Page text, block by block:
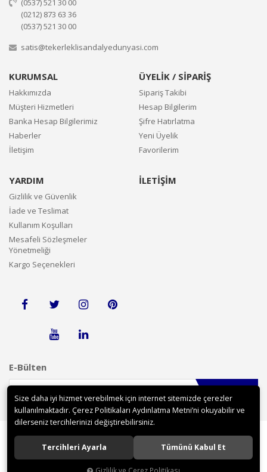
(0537) 521 30 00
(0212) 873 63 36
(0537) 521 30 00
satis@tekerleklisandalyedunyasi.com
KURUMSAL
Hakkımızda
Müşteri Hizmetleri
Banka Hesap Bilgilerimiz
Haberler
İletişim
ÜYELİK / SİPARİŞ
Sipariş Takibi
Hesap Bilgilerim
Şifre Hatırlatma
Yeni Üyelik
Favorilerim
YARDIM
Gizlilik ve Güvenlik
İade ve Teslimat
Kullanım Koşulları
Mesafeli Sözleşmeler
Yönetmeliği
Kargo Seçenekleri
İLETİŞİM
E-Bülten
©2018 tekerleklisandalyedunyasi.com tüm hakları saklıdır.
Size daha iyi hizmet verebilmek için internet sitemizde çerezler
kullanılmaktadır. Çerez Politikaları Aydınlatma Metni’ni okuyabilir ve
dilerseniz tercihlerinizi değiştirebilirsiniz.
Tercihleri Ayarla Tümünü Kabul Et